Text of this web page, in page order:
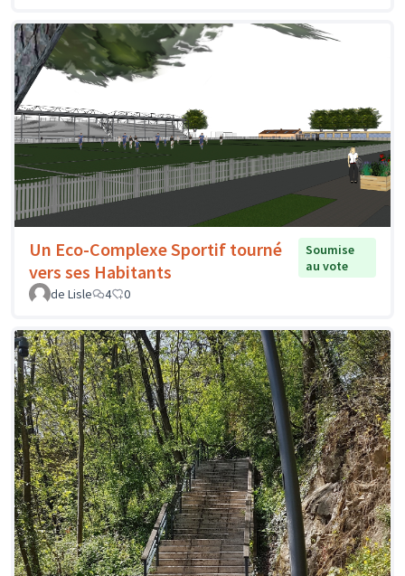
Un Eco-Complexe Sportif tourné
vers ses Habitants
Soumise
au vote
de Lisle
4 0